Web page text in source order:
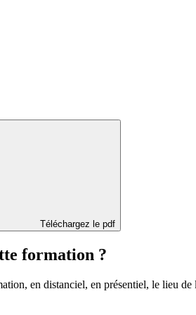
Téléchargez le pdf
formation ?
en distanciel, en présentiel, le lieu